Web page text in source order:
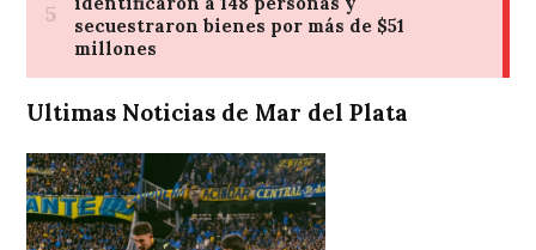
Ultimas Noticias de Mar del Plata